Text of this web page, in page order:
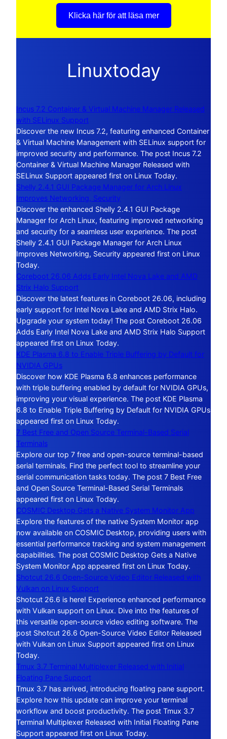
Klicka här för att läsa mer
Linuxtoday
Incus 7.2 Container & Virtual Machine Manager Released
with SELinux Support
Discover the new Incus 7.2, featuring enhanced Container
& Virtual Machine Management with SELinux support for
improved security and performance. The post Incus 7.2
Container & Virtual Machine Manager Released with
SELinux Support appeared first on Linux Today.
Shelly 2.4.1 GUI Package Manager for Arch Linux
Improves Networking, Security
Discover the enhanced Shelly 2.4.1 GUI Package
Manager for Arch Linux, featuring improved networking
and security for a seamless user experience. The post
Shelly 2.4.1 GUI Package Manager for Arch Linux
Improves Networking, Security appeared first on Linux
Today.
Coreboot 26.06 Adds Early Intel Nova Lake and AMD
Strix Halo Support
Discover the latest features in Coreboot 26.06, including
early support for Intel Nova Lake and AMD Strix Halo.
Upgrade your system today! The post Coreboot 26.06
Adds Early Intel Nova Lake and AMD Strix Halo Support
appeared first on Linux Today.
KDE Plasma 6.8 to Enable Triple Buffering by Default for
NVIDIA GPUs
Discover how KDE Plasma 6.8 enhances performance
with triple buffering enabled by default for NVIDIA GPUs,
improving your visual experience. The post KDE Plasma
6.8 to Enable Triple Buffering by Default for NVIDIA GPUs
appeared first on Linux Today.
7 Best Free and Open Source Terminal-Based Serial
Terminals
Explore our top 7 free and open-source terminal-based
serial terminals. Find the perfect tool to streamline your
serial communication tasks today. The post 7 Best Free
and Open Source Terminal-Based Serial Terminals
appeared first on Linux Today.
COSMIC Desktop Gets a Native System Monitor App
Explore the features of the native System Monitor app
now available on COSMIC Desktop, providing users with
essential performance tracking and system management
capabilities. The post COSMIC Desktop Gets a Native
System Monitor App appeared first on Linux Today.
Shotcut 26.6 Open-Source Video Editor Released with
Vulkan on Linux Support
Shotcut 26.6 is here! Experience enhanced performance
with Vulkan support on Linux. Dive into the features of
this versatile open-source video editing software. The
post Shotcut 26.6 Open-Source Video Editor Released
with Vulkan on Linux Support appeared first on Linux
Today.
Tmux 3.7 Terminal Multiplexer Released with Initial
Floating Pane Support
Tmux 3.7 has arrived, introducing floating pane support.
Explore how this update can improve your terminal
workflow and boost productivity. The post Tmux 3.7
Terminal Multiplexer Released with Initial Floating Pane
Support appeared first on Linux Today.